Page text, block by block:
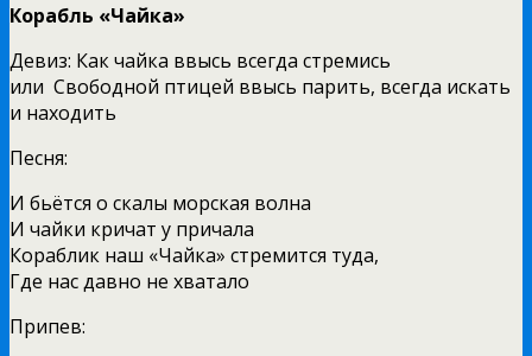
Корабль «Чайка»
Девиз: Как чайка ввысь всегда стремись
или Свободной птицей ввысь парить, всегда искать
и находить
Песня:
И бьётся о скалы морская волна
И чайки кричат у причала
Кораблик наш «Чайка» стремится туда,
Где нас давно не хватало
Припев: